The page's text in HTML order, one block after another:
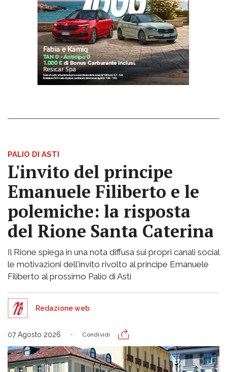
PALIO DI ASTI
L'invito del principe
Emanuele Filiberto e le
polemiche: la risposta
del Rione Santa Caterina
Il Rione spiega in una nota diffusa sui propri canali social
le motivazioni dell'invito rivolto al principe Emanuele
Filiberto al prossimo Palio di Asti
Redazione web
07 Agosto 2026 Condividi